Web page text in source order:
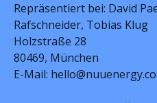
Repräsentiert bei: David
Rafschneider, Tobias Klug
Holzstraße 28
80469, München
E-Mail: